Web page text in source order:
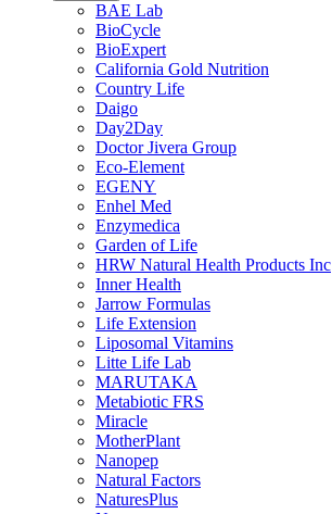
BAE Lab
BioCycle
BioExpert
California Gold Nutrition
Country Life
Daigo
Day2Day
Doctor Jivera Group
Eco-Element
EGENY
Enhel Med
Enzymedica
Garden of Life
HRW Natural Health Products Inc
Inner Health
Jarrow Formulas
Life Extension
Liposomal Vitamins
Litte Life Lab
MARUTAKA
Metabiotic FRS
Miracle
MotherPlant
Nanopep
Natural Factors
NaturesPlus